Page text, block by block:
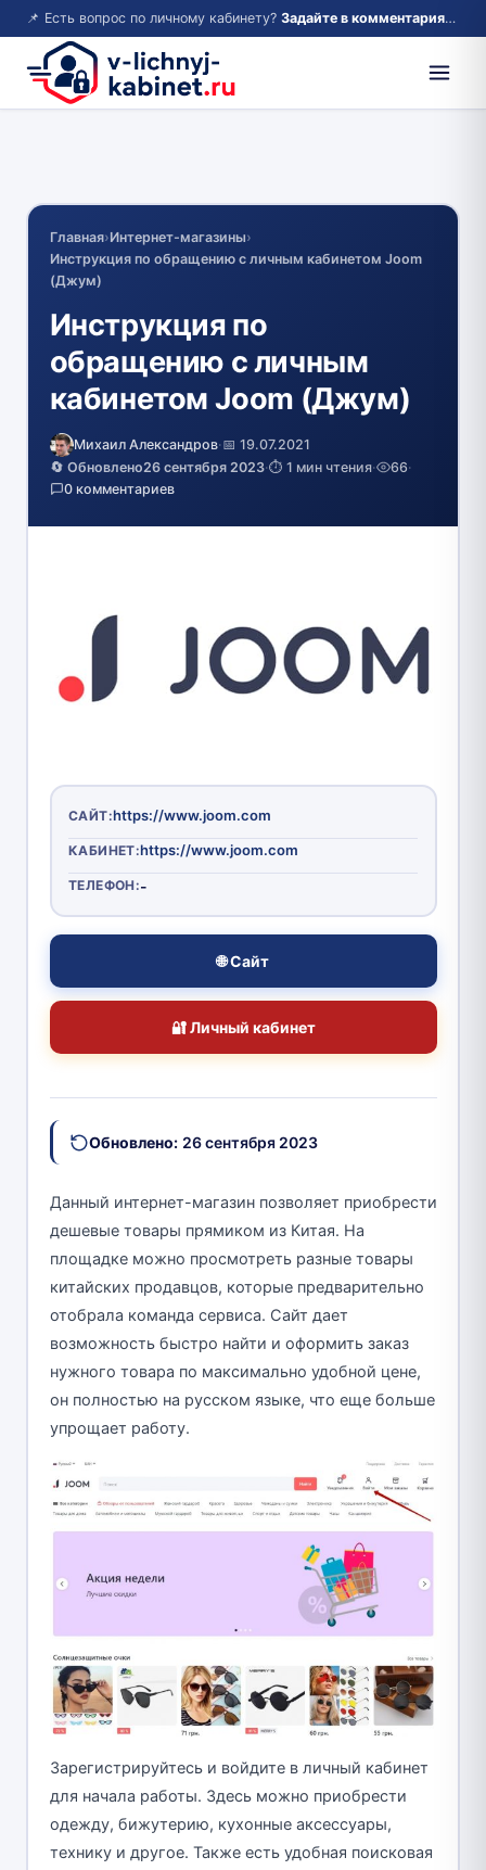
📌 Есть вопрос по личному кабинету? Задайте в комментариях — ответим!
Главная›Интернет-магазины›
Инструкция по обращению с личным кабинетом Joom
(Джум)
Инструкция по
обращению с личным
кабинетом Joom (Джум)
Михаил Александров·📅 19.07.2021
🔄 Обновлено26 сентября 2023·⏱️ 1 мин чтения· 66·
0 комментариев
САЙТ:https://www.joom.com
КАБИНЕТ:https://www.joom.com
ТЕЛЕФОН:-
🌐 Сайт
🔐 Личный кабинет
Обновлено: 26 сентября 2023
Данный интернет-магазин позволяет приобрести
дешевые товары прямиком из Китая. На
площадке можно просмотреть разные товары
китайских продавцов, которые предварительно
отобрала команда сервиса. Сайт дает
возможность быстро найти и оформить заказ
нужного товара по максимально удобной цене,
он полностью на русском языке, что еще больше
упрощает работу.
Зарегистрируйтесь и войдите в личный кабинет
для начала работы. Здесь можно приобрести
одежду, бижутерию, кухонные аксессуары,
технику и другое. Также есть удобная поисковая